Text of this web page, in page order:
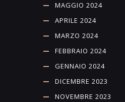
MAGGIO 2024
APRILE 2024
MARZO 2024
FEBBRAIO 2024
GENNAIO 2024
DICEMBRE 2023
NOVEMBRE 2023